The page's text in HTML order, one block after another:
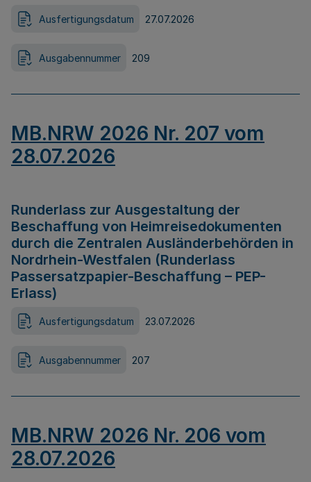
Ausfertigungsdatum 27.07.2026
Ausgabennummer 209
MB.NRW 2026 Nr. 207 vom
28.07.2026
Runderlass zur Ausgestaltung der
Beschaffung von Heimreisedokumenten
durch die Zentralen Ausländerbehörden in
Nordrhein-Westfalen (Runderlass
Passersatzpapier-Beschaffung – PEP-
Erlass)
Ausfertigungsdatum 23.07.2026
Ausgabennummer 207
MB.NRW 2026 Nr. 206 vom
28.07.2026